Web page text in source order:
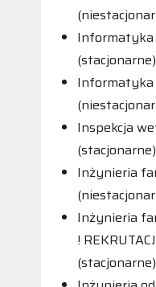
(stacjonarne)
Inspekcja
(stacjonarne)
Inżynieria
Inżynieria
!
(stacjonarne)